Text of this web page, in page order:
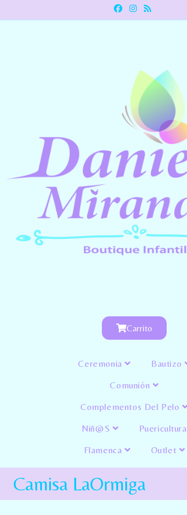
Carrito
Ceremonia Bautizo
Comunión
Complementos Del Pelo
Niñ@s Puericultura
Flamenca Outlet
Camisa LaOrmiga